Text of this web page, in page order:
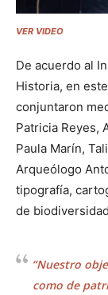
VER VIDEO
De acuerdo al
Historia, en
conjuntaron
Patricia Reyes,
Paula Marín,
Arqueólogo
tipografía,
de
“Nuestro
como de